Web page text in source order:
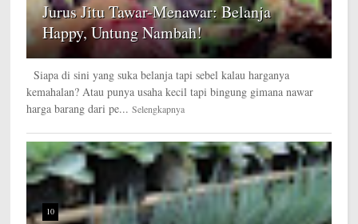
Jurus Jitu Tawar-Menawar: Belanja
Happy, Untung Nambah!
Siapa di sini yang suka belanja tapi sebel kalau harganya
kemahalan? Atau punya usaha kecil tapi bingung gimana nawar
harga barang dari pe... Selengkapnya
10